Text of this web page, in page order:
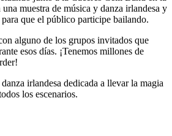
muestra de música y danza irlandesa y
que el público participe bailando.
alguno de los grupos invitados que
esos días. ¡Tenemos millones de
irlandesa dedicada a llevar la magia
los escenarios.